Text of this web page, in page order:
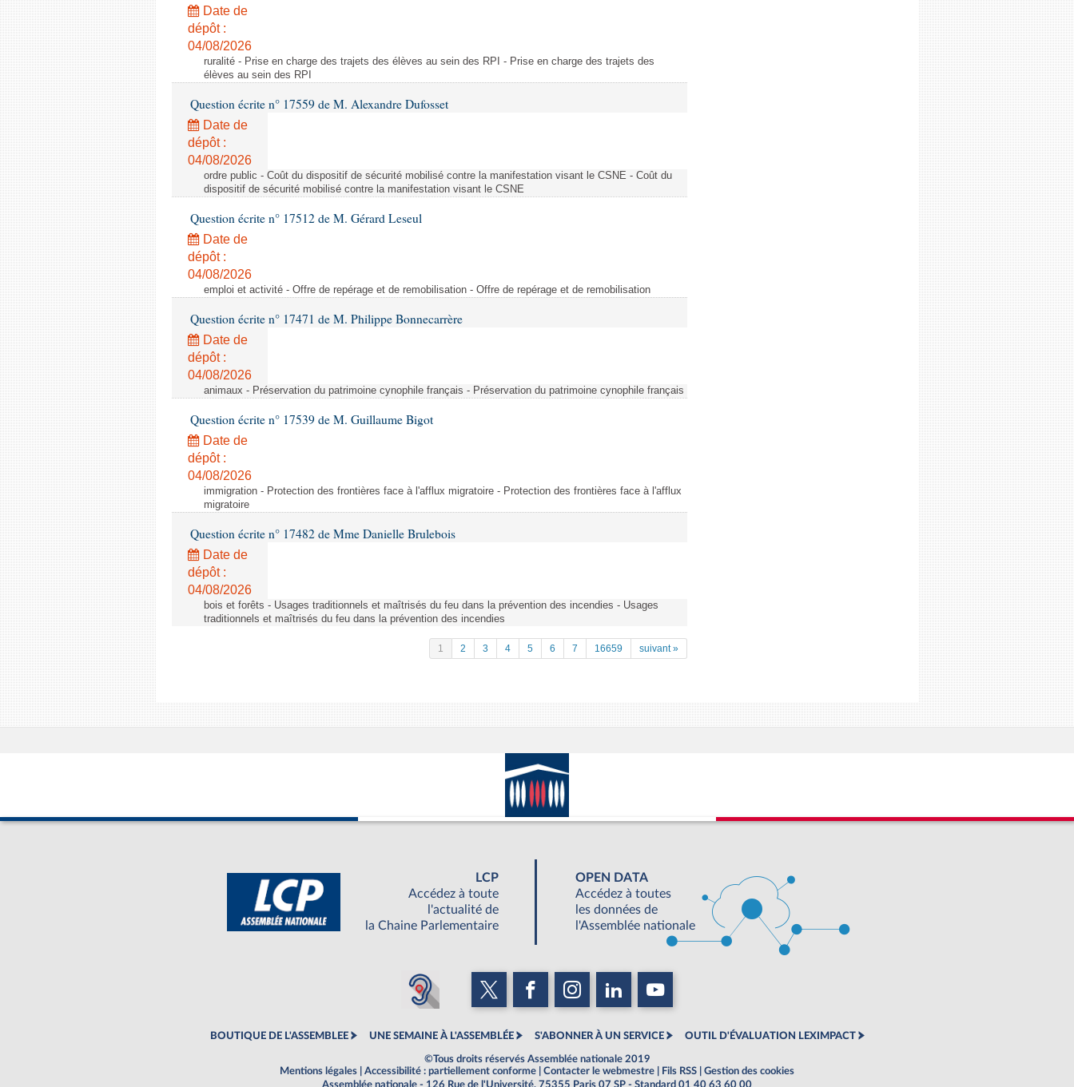
Date de
dépôt :
04/08/2026
ruralité - Prise en charge des trajets des élèves au sein des RPI - Prise en charge des trajets des
élèves au sein des RPI
Question écrite n° 17559 de M. Alexandre Dufosset
Date de
dépôt :
04/08/2026
ordre public - Coût du dispositif de sécurité mobilisé contre la manifestation visant le CSNE - Coût du
dispositif de sécurité mobilisé contre la manifestation visant le CSNE
Question écrite n° 17512 de M. Gérard Leseul
Date de
dépôt :
04/08/2026
emploi et activité - Offre de repérage et de remobilisation - Offre de repérage et de remobilisation
Question écrite n° 17471 de M. Philippe Bonnecarrère
Date de
dépôt :
04/08/2026
animaux - Préservation du patrimoine cynophile français - Préservation du patrimoine cynophile français
Question écrite n° 17539 de M. Guillaume Bigot
Date de
dépôt :
04/08/2026
immigration - Protection des frontières face à l'afflux migratoire - Protection des frontières face à l'afflux
migratoire
Question écrite n° 17482 de Mme Danielle Brulebois
Date de
dépôt :
04/08/2026
bois et forêts - Usages traditionnels et maîtrisés du feu dans la prévention des incendies - Usages
traditionnels et maîtrisés du feu dans la prévention des incendies
1 2 3 4 5 6 7 16659 suivant »
LCP
Accédez à toute
l'actualité de
la Chaine Parlementaire
OPEN DATA
Accédez à toutes
les données de
l'Assemblée nationale
BOUTIQUE DE L'ASSEMBLEE UNE SEMAINE À L'ASSEMBLÉE S'ABONNER À UN SERVICE OUTIL D'ÉVALUATION LEXIMPACT
©Tous droits réservés Assemblée nationale 2019
Mentions légales
Accessibilité : partiellement conforme Contacter le webmestre Fils RSS
Gestion des cookies
Assemblée nationale - 126 Rue de l'Université, 75355 Paris 07 SP - Standard 01 40 63 60 00